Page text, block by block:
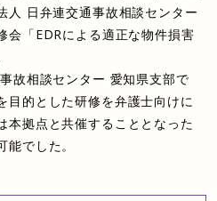
人 日弁連交通事故相談センター
会「EDRによる適正な物件損害
故相談センター 愛知県支部で
目的とした研修を弁護士向けに
本拠点と共催することとなった
でした。